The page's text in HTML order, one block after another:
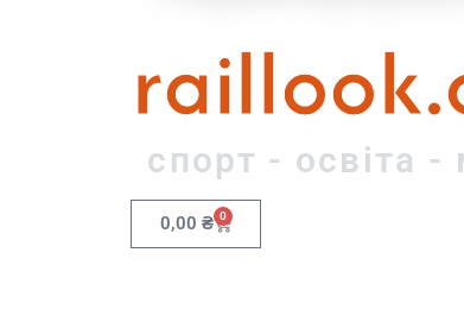
спорт - освіта -
0,00 ₴ 0